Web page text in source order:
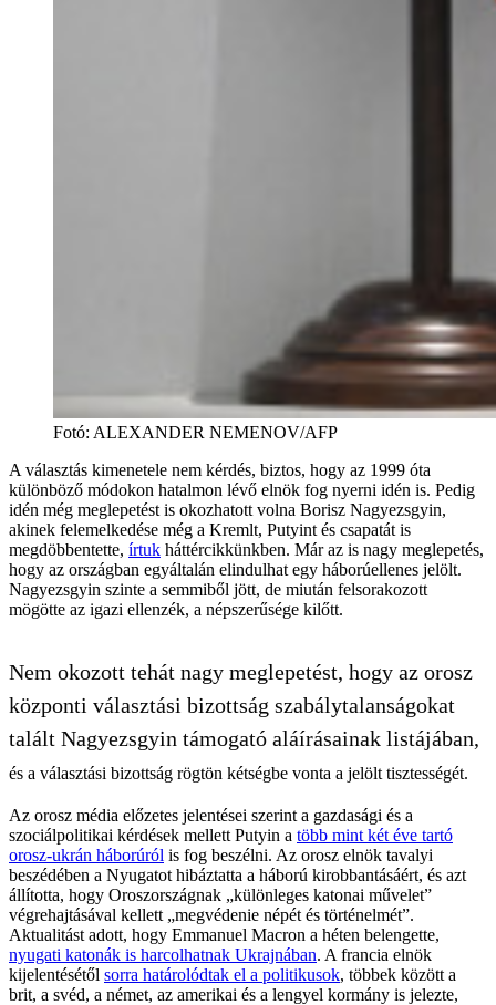
Fotó: ALEXANDER NEMENOV/AFP
A választás kimenetele nem kérdés, biztos, hogy az 1999 óta
különböző módokon hatalmon lévő elnök fog nyerni idén is. Pedig
idén még meglepetést is okozhatott volna Borisz Nagyezsgyin,
akinek felemelkedése még a Kremlt, Putyint és csapatát is
megdöbbentette, írtuk háttércikkünkben. Már az is nagy meglepetés,
hogy az országban egyáltalán elindulhat egy háborúellenes jelölt.
Nagyezsgyin szinte a semmiből jött, de miután felsorakozott
mögötte az igazi ellenzék, a népszerűsége kilőtt.
Nem okozott tehát nagy meglepetést, hogy az orosz
központi választási bizottság szabálytalanságokat
talált Nagyezsgyin támogató aláírásainak listájában,
és a választási bizottság rögtön kétségbe vonta a jelölt tisztességét.
Az orosz média előzetes jelentései szerint a gazdasági és a
szociálpolitikai kérdések mellett Putyin a több mint két éve tartó
orosz-ukrán háborúról is fog beszélni. Az orosz elnök tavalyi
beszédében a Nyugatot hibáztatta a háború kirobbantásáért, és azt
állította, hogy Oroszországnak „különleges katonai művelet”
végrehajtásával kellett „megvédenie népét és történelmét”.
Aktualitást adott, hogy Emmanuel Macron a héten belengette,
nyugati katonák is harcolhatnak Ukrajnában. A francia elnök
kijelentésétől sorra határolódtak el a politikusok, többek között a
brit, a svéd, a német, az amerikai és a lengyel kormány is jelezte,